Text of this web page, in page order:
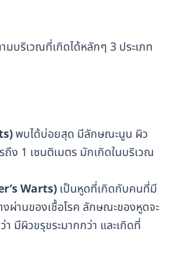
บริเวณที่เกิดได้หลักๆ 3 ประเภท
พบได้บ่อยสุด มีลักษณะนูน ผิว
ง 1 เซนติเมตร มักเกิดในบริเวณ
Warts)เป็นหูดที่เกิดกับคนที่มี
ผ่านของเชื้อโรค ลักษณะของหูดจะ
มีผิวขรุขระมากกว่า และเกิดที่